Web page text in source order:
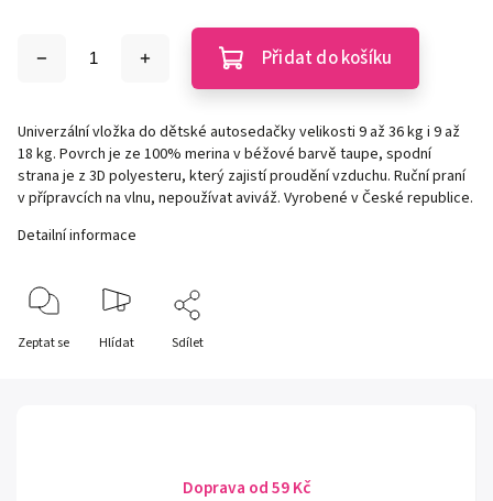
Přidat do košíku
Univerzální vložka do dětské autosedačky velikosti 9 až 36 kg i 9 až
18 kg. Povrch je ze 100% merina v béžové barvě taupe, spodní
strana je z 3D polyesteru, který zajistí proudění vzduchu. Ruční praní
v přípravcích na vlnu, nepoužívat aviváž. Vyrobené v České republice.
Detailní informace
Zeptat se Hlídat Sdílet
Doprava od 59 Kč